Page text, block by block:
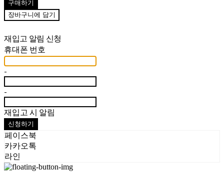
구매하기
장바구니에 담기
재입고 알림 신청
휴대폰 번호
-
-
재입고 시 알림
신청하기
페이스북
카카오톡
라인